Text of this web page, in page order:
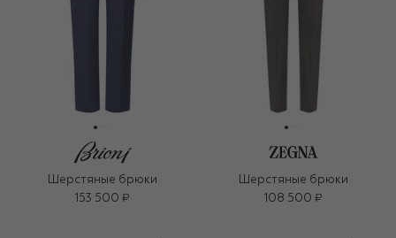
Шерстяные брюки
153 500 ₽
Шерстяные брюки
108 500 ₽